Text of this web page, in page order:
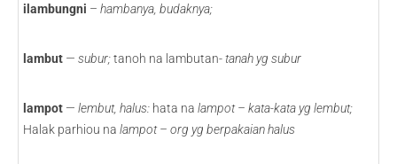
ilambungni – hambanya, budaknya;
lambut — subur;tanoh na lambutan-tanah yg subur
lampot — lembut, halus: hata na lampot – kata-kata yg lembut;
Halak parhiou na lampot – org yg berpakaian halus